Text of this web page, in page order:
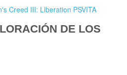
Creed III: Liberation PSVITA
DE LOS